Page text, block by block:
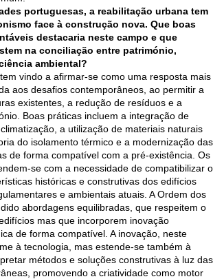
portuguesas, a reabilitação urbana tem
face à construção nova. Que boas
destacaria neste campo e que
na conciliação entre património,
ambiental?
vindo a afirmar-se como uma resposta mais
aos desafios contemporâneos, ao permitir a
existentes, a redução de resíduos e a
Boas práticas incluem a integração de
a utilização de materiais naturais
do isolamento térmico e a modernização das
de forma compatível com a pré-existência. Os
se com a necessidade de compatibilizar o
históricas e construtivas dos edifícios
e ambientais atuais. A Ordem dos
abordagens equilibradas, que respeitem o
mas que incorporem inovação
de forma compatível. A inovação, neste
à tecnologia, mas estende-se também à
métodos e soluções construtivas à luz das
promovendo a criatividade como motor